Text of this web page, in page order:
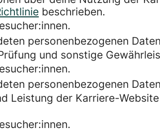
beschrieben.
personenbezogenen
und sonstige
personenbezogenen
Leistung der Karriere-